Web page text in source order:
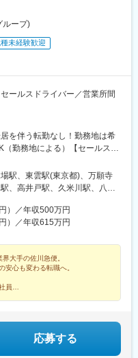
濃常盤駅、田中駅、切石駅、
駅、三ツ屋駅、笠師保駅、松
部駅、小杉駅、越中舟橋駅、
内花園駅、鴻池新田駅、西明
歌山県)、武庫川団地前駅、紀
、西田原本駅、吉野口駅、郡
大社前駅、三雲駅、栗東駅、
岐塩屋駅、片原町駅(香川県)、
、伴中央駅、広島港・宇品
福山駅、木次駅、遙堪駅、乃木
駅、高野駅、厚東駅、長府
陽駅、萩駅、鳥取駅、三本松口
赤間駅、巻向駅、甘木駅(西鉄
塚駅(福岡県)、雑餉隈駅、吉塚
後豊岡駅、鶴崎駅、東中津
が駅、田代駅、相知駅、肥後
、三角駅、草道駅、志布志
、倶知安駅、岩見沢駅、新富
道)、環状通東駅、南郷１３丁
駅、深川駅、長都駅、西帯広
ノ端駅、八雲駅、鵡川駅、七
見駅、名寄高校駅、桂台駅、
(常磐線)、藤田駅、七日町駅、
駅、五百川駅、東酒田駅、高
駅(東北本線)、岩手飯岡駅、地
ループ)
未経験歓迎
ールスドライバー／営業所間
を伴う転勤なし！勤務地は希
勤務地による）【セールスド
バー】■関東エリア東京、埼
城■東海エリア愛知、三重、岐
山梨■北陸エリア石川、福
徳島、広島、島根、岡山、山
分、佐賀、熊本、鹿児島、沖
駅、東雲駅(東京都)、万願寺
、高井戸駅、久米川駅、八王
駅、高座渋谷駅、踊場駅、新
武蔵新城駅、相模大野駅、秦
駅、新前橋駅、渋川駅、駒形
空港駅(鉄道)、スポーツセン
立駅、みどりの駅、南栗橋
鴻巣駅、日立駅、佐古木駅、
崎駅、石仏駅、田県神社前駅、
駅、新守山駅、尾張星の宮
熊駅、亀山駅(三重県)、霞ケ浦
登駅、江吉良駅、新加納駅、関
）／年収500万円
）／年収615万円
大手の佐川急便。
安心も変わる転職へ。
員
応募する